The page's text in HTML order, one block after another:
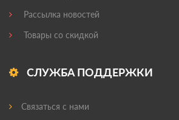
Рассылка новостей
Товары со скидкой
СЛУЖБА ПОДДЕРЖКИ
Связаться с нами